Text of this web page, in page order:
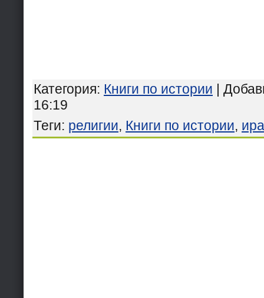
Категория: Книги по истории |
16:19
Теги: религии, Книги по истории,